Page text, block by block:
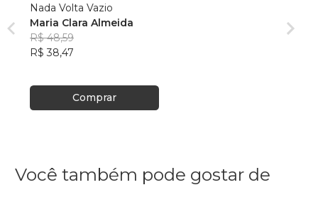
Nada Volta Vazio
Maria Clara Almeida
R$ 48,59
R$ 38,47
Comprar
Você também pode gostar de